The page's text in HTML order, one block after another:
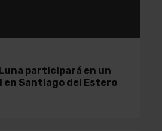
participará en un
en Santiago del Estero